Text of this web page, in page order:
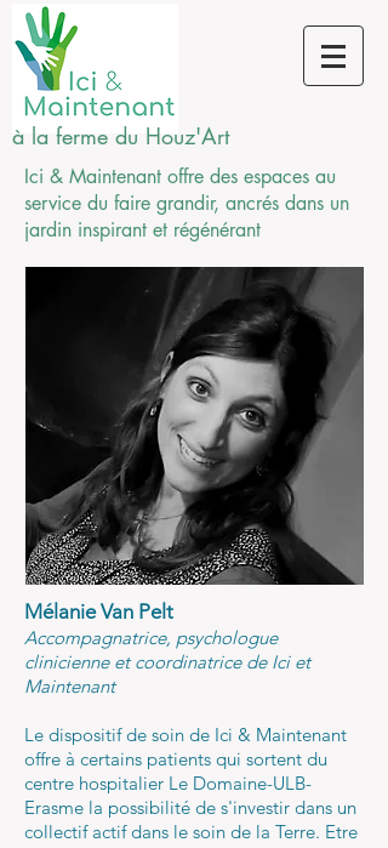
à la ferme du Houz'Art
Ici & Maintenant offre des espaces au
service du faire grandir, ancrés dans un
jardin inspirant et régénérant
Mélanie Van Pelt
Accompagnatrice, psychologue
clinicienne et coordinatrice de Ici et
Maintenant
Le dispositif de soin de Ici & Maintenant
offre à certains patients qui sortent du
centre hospitalier Le Domaine-ULB-
Erasme la possibilité de s'investir dans un
collectif actif dans le soin de la Terre. Etre